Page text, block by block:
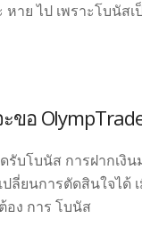
าย ไป เพราะโบนัส
ขอ
บโบนัส การฝากเงิ
ปลี่ยนการตัดสินใจไ
อง การ โบนัส